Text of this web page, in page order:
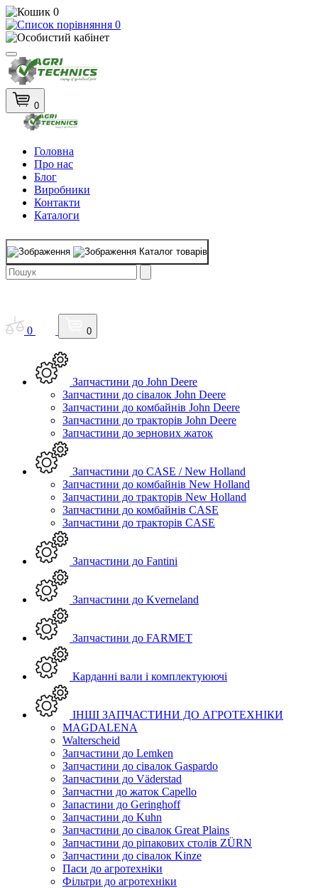
0
0
0
Головна
Про нас
Блог
Виробники
Контакти
Каталоги
Каталог товарів
0 0
Запчастини до John Deere
Запчастини до сівалок John Deere
Запчастини до комбайнів John Deere
Запчастини до тракторів John Deere
Запчастини до зернових жаток
Запчастини до CASE / New Holland
Запчастини до комбайнів New Holland
Запчастини до тракторів New Holland
Запчастини до комбайнів CASE
Запчастини до тракторів CASE
Запчастини до Fantini
Запчастини до Kverneland
Запчастини до FARMET
Карданні вали і комплектуюючі
ІНШІ ЗАПЧАСТИНИ ДО АГРОТЕХНІКИ
MAGDALENA
Walterscheid
Запчастини до Lemken
Запчастини до сівалок Gaspardo
Запчастини до Väderstad
Запчастни до жаток Capello
Запастини до Geringhoff
Запчастини до Kuhn
Запчастини до сівалок Great Plains
Запчастини до ріпакових столів ZÜRN
Запчастини до сівалок Kinze
Паси до агротехніки
Фільтри до агротехніки